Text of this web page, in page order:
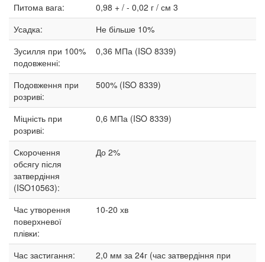
Питома вага:
0,98 + / - 0,02 г / см 3
Усадка:
Не більше 10%
Зусилля при 100%
подовженні:
0,36 МПа (ISO 8339)
Подовження при
розриві:
500% (ISO 8339)
Міцність при
розриві:
0,6 МПа (ISO 8339)
Скорочення
обсягу після
затвердіння
(ISO10563):
До 2%
Час утворення
поверхневої
плівки:
10-20 хв
Час застигання:
2,0 мм за 24г (час затвердіння при